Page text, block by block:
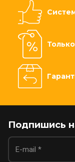
Подпишись